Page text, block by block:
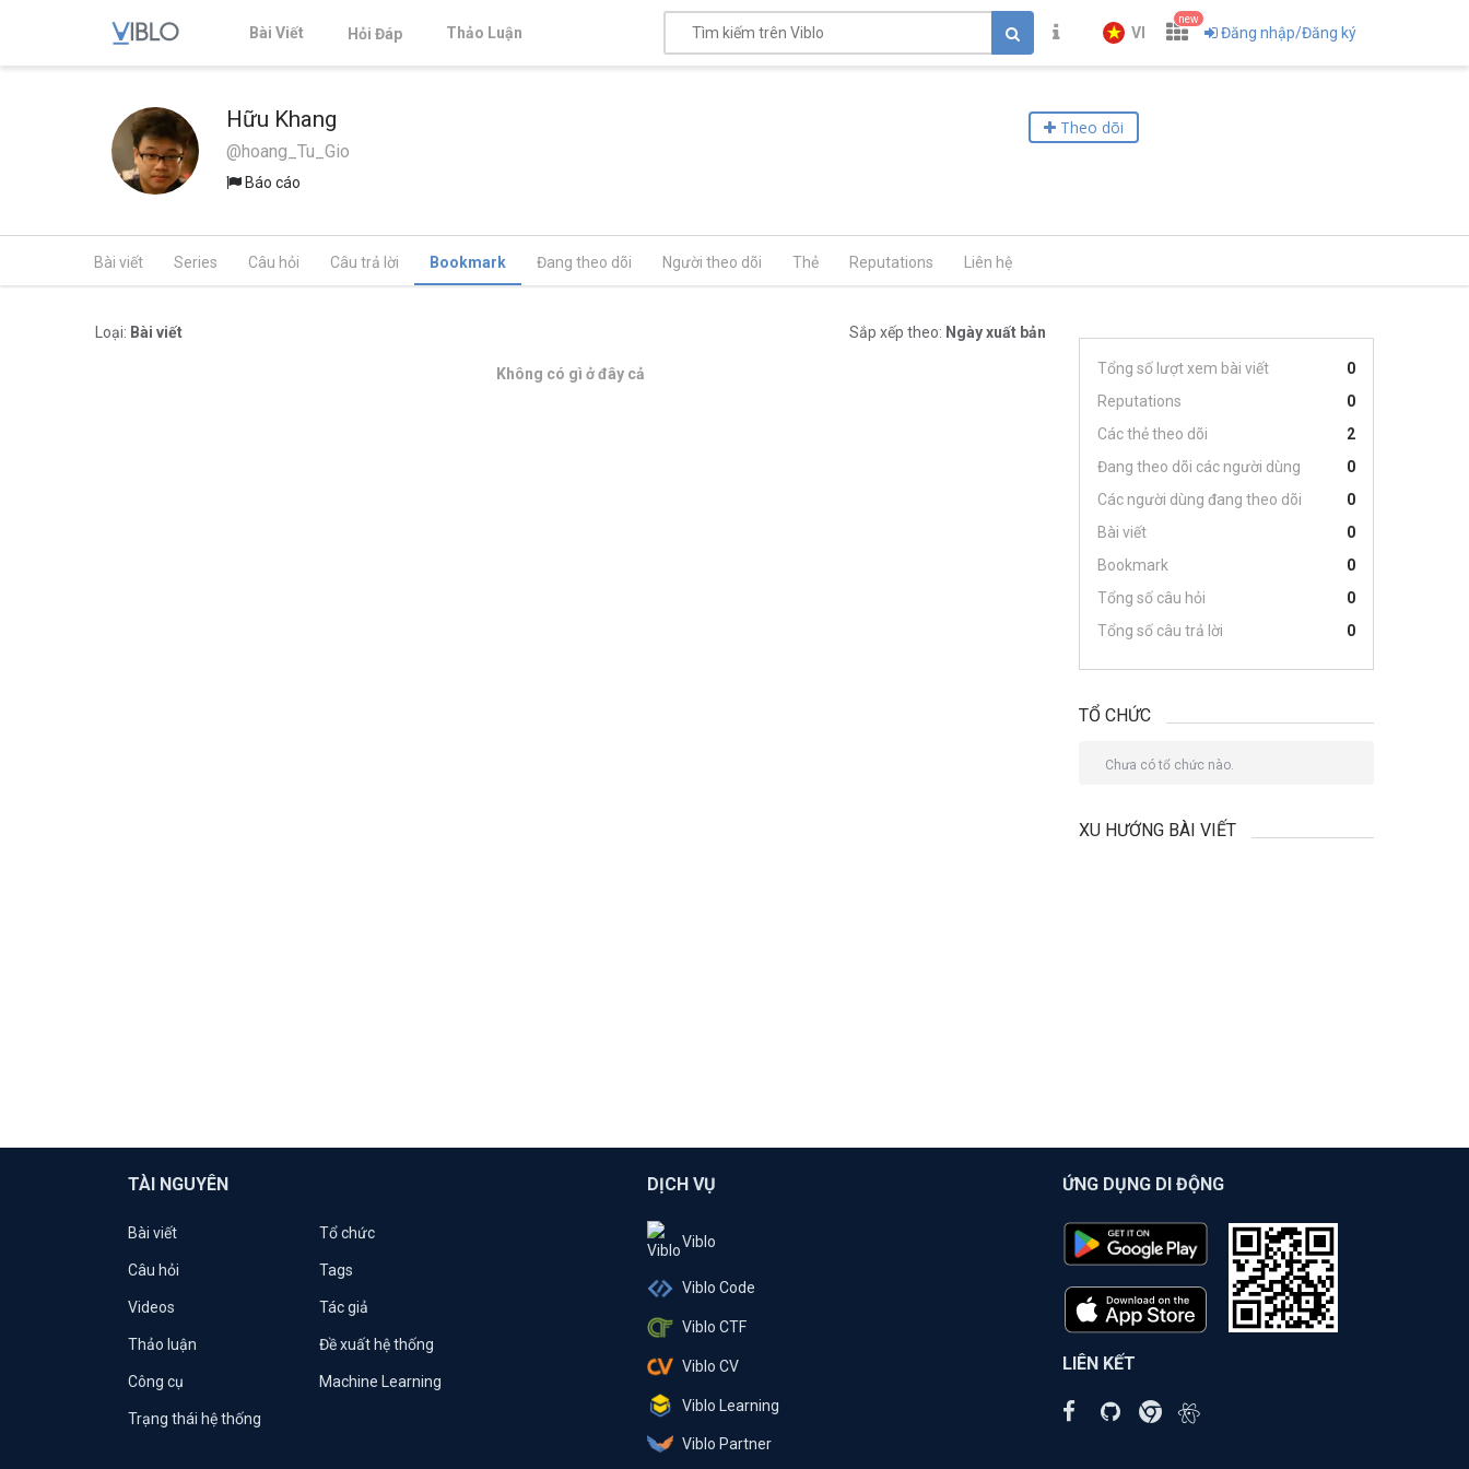
Bài Viết Hỏi Đáp Thảo Luận VI
new
Đăng nhập/Đăng ký
Hữu Khang
@hoang_Tu_Gio
Báo cáo
Theo dõi
Bài viết Series Câu hỏi Câu trả lời Bookmark Đang theo dõi Người theo dõi Thẻ Reputations Liên hệ
Loại: Bài viết Sắp xếp theo: Ngày xuất bản
Không có gì ở đây cả Tổng số lượt xem bài viết
0
Reputations
0
Các thẻ theo dõi
2
Đang theo dõi các người dùng
0
Các người dùng đang theo dõi
0
Bài viết
0
Bookmark
0
Tổng số câu hỏi
0
Tổng số câu trả lời
0
TỔ CHỨC
Chưa có tổ chức nào.
XU HƯỚNG BÀI VIẾT
TÀI NGUYÊN
Bài viết Tổ chức
Câu hỏi Tags
Videos Tác giả
Thảo luận Đề xuất hệ thống
Công cụ Machine Learning
Trạng thái hệ thống
DỊCH VỤ
Viblo
Viblo Code
Viblo CTF
Viblo CV
Viblo Learning
Viblo Partner
ỨNG DỤNG DI ĐỘNG
LIÊN KẾT